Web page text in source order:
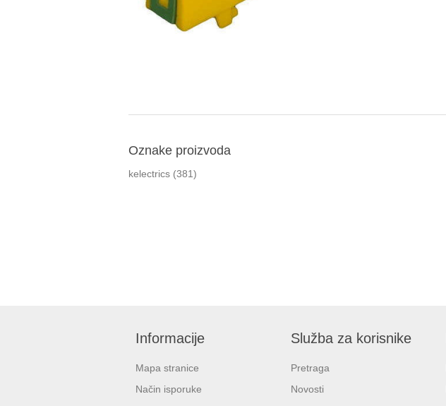
Oznake proizvoda
kelectrics (381)
Informacije
Mapa stranice
Način isporuke
Služba za korisnike
Pretraga
Novosti